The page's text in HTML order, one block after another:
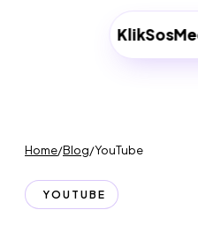
Klik
Home/Blog/YouTube
YOUTUBE